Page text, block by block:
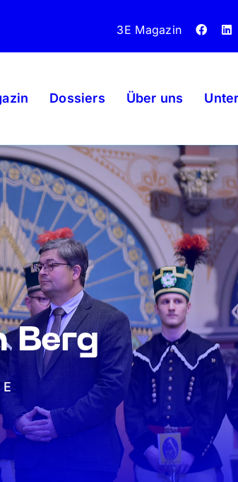
3E Magazin
Dossiers Über uns
Berg